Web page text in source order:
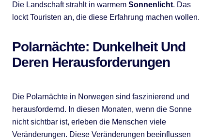
Die Landschaft strahlt in warmem Sonnenlicht. Das
lockt Touristen an, die diese Erfahrung machen wollen.
Polarnächte: Dunkelheit Und
Deren Herausforderungen
Die Polarnächte in Norwegen sind faszinierend und
herausfordernd. In diesen Monaten, wenn die Sonne
nicht sichtbar ist, erleben die Menschen viele
Veränderungen. Diese Veränderungen beeinflussen